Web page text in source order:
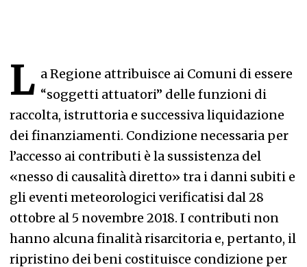
L a Regione attribuisce ai Comuni di essere
“soggetti attuatori” delle funzioni di
raccolta, istruttoria e successiva liquidazione
dei finanziamenti. Condizione necessaria per
l’accesso ai contributi è la sussistenza del
«nesso di causalità diretto» tra i danni subiti e
gli eventi meteorologici verificatisi dal 28
ottobre al 5 novembre 2018. I contributi non
hanno alcuna finalità risarcitoria e, pertanto, il
ripristino dei beni costituisce condizione per